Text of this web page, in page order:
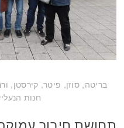
בריטה, סוזן, פיטר, קירסטן,
חנות